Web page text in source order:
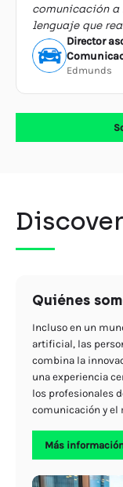
comunicación a
lenguaje que
Director
Edmunds
Quiénes
Incluso en un
artificial, las
combina la
una experiencia
los profesionales
comunicación y el
Más